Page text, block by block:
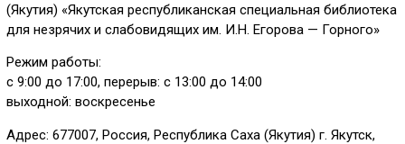
(Якутия) «Якутская республиканская специальная библиотека
для незрячих и слабовидящих им. И.Н. Егорова — Горного»
Режим работы:
с 9:00 до 17:00, перерыв: с 13:00 до 14:00
выходной: воскресенье
Адрес: 677007, Россия, Республика Саха (Якутия) г. Якутск,